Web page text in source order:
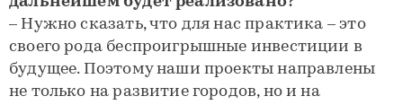
– Нужно сказать, что для нас практика – это
своего рода беспроигрышные инвестиции в
будущее. Поэтому наши проекты направлены
не только на развитие городов, но и на